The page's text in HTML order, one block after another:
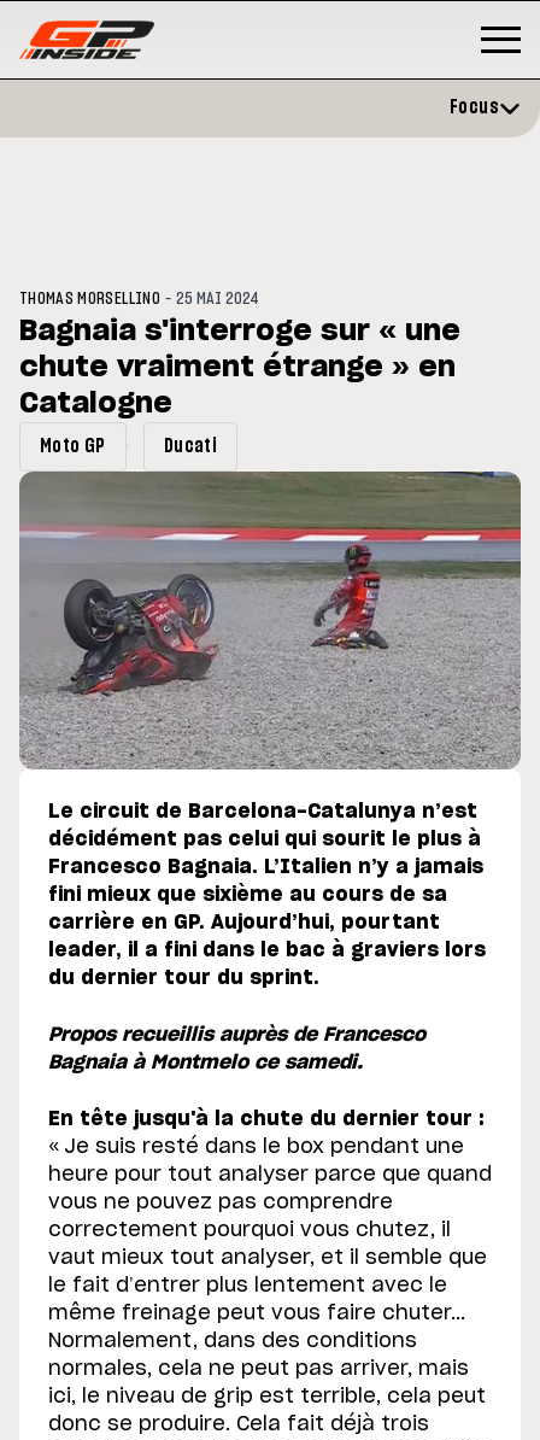
évite l'opération et vise un
en septembre
MOTOGP/ MOTO GP
Focus
THOMAS MORSELLINO - 25 MAI 2024
Bagnaia s'interroge sur « une
chute vraiment étrange » en
Catalogne
Moto GP Ducati
Le circuit de Barcelona-Catalunya n’est
décidément pas celui qui sourit le plus à
Francesco Bagnaia. L’Italien n’y a jamais
fini mieux que sixième au cours de sa
carrière en GP. Aujourd’hui, pourtant
leader, il a fini dans le bac à graviers lors
du dernier tour du sprint.
Propos recueillis auprès de Francesco
Bagnaia à Montmelo ce samedi.
En tête jusqu'à la chute du dernier tour :
« Je suis resté dans le box pendant une
heure pour tout analyser parce que quand
vous ne pouvez pas comprendre
correctement pourquoi vous chutez, il
vaut mieux tout analyser, et il semble que
le fait d’entrer plus lentement avec le
même freinage peut vous faire chuter...
Normalement, dans des conditions
normales, cela ne peut pas arriver, mais
ici, le niveau de grip est terrible, cela peut
donc se produire. Cela fait déjà trois